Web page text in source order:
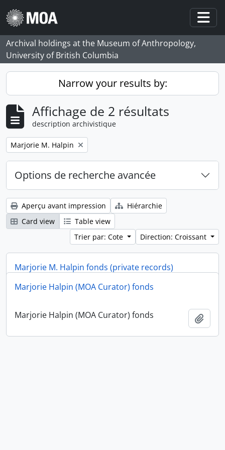
Skip to main content
Archival holdings at the Museum of Anthropology,
University of British Columbia
Narrow your results by:
Affichage de 2 résultats
description archivistique
Remove filter:
Marjorie M. Halpin
Options de recherche avancée
Aperçu avant impression
Hiérarchie
Card view
Table view
Trier par: Cote
Direction: Croissant
Marjorie M. Halpin fonds (private records)
Marjorie M. Halpin fonds (private records)
Marjorie Halpin (MOA Curator) fonds
Marjorie Halpin (MOA Curator) fonds